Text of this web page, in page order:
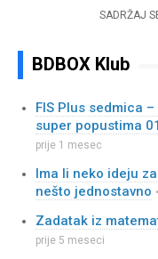
SADRŽAJ
BDBOX Klub
FIS Plus sedmica
super popustima
prije 1 mesec
Ima li neko ideju
nešto jednostavno
Zadatak iz
prije 5 meseci